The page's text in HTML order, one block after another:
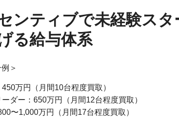
ンティブで未経験スタ
る給与体系
＞
万円（月間10台程度買取）
ダー：650万円（月間12台程度買取）
〜1,000万円（月間17台程度買取）